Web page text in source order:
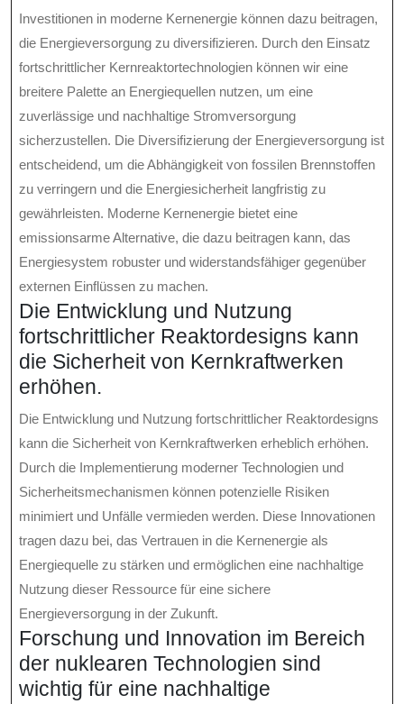
Investitionen in moderne Kernenergie können dazu beitragen,
die Energieversorgung zu diversifizieren. Durch den Einsatz
fortschrittlicher Kernreaktortechnologien können wir eine
breitere Palette an Energiequellen nutzen, um eine
zuverlässige und nachhaltige Stromversorgung
sicherzustellen. Die Diversifizierung der Energieversorgung ist
entscheidend, um die Abhängigkeit von fossilen Brennstoffen
zu verringern und die Energiesicherheit langfristig zu
gewährleisten. Moderne Kernenergie bietet eine
emissionsarme Alternative, die dazu beitragen kann, das
Energiesystem robuster und widerstandsfähiger gegenüber
externen Einflüssen zu machen.
Die Entwicklung und Nutzung
fortschrittlicher Reaktordesigns kann
die Sicherheit von Kernkraftwerken
erhöhen.
Die Entwicklung und Nutzung fortschrittlicher Reaktordesigns
kann die Sicherheit von Kernkraftwerken erheblich erhöhen.
Durch die Implementierung moderner Technologien und
Sicherheitsmechanismen können potenzielle Risiken
minimiert und Unfälle vermieden werden. Diese Innovationen
tragen dazu bei, das Vertrauen in die Kernenergie als
Energiequelle zu stärken und ermöglichen eine nachhaltige
Nutzung dieser Ressource für eine sichere
Energieversorgung in der Zukunft.
Forschung und Innovation im Bereich
der nuklearen Technologien sind
wichtig für eine nachhaltige